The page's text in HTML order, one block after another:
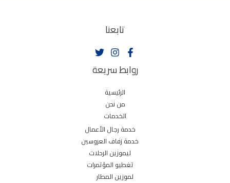
تابعنا
روابط سريعة
الرئيسية
من نحن
الخدمات
خدمة رجال الأعمال
خدمة زفاف العروسين
ليموزين الرحلات
تغطيو المؤتمرات
لموزين المطار